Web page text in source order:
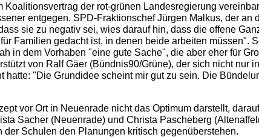
Koalitionsvertrag der rot-grünen Landesregierung
entgegen. SPD-Fraktionschef Jürgen Malkus, der an
sie zu negativ sei, wies darauf hin, dass die offene
Familien gedacht ist, in denen beide arbeiten müssen".
in dem Vorhaben "eine gute Sache", die aber eher für
von Ralf Gäer (Bündnis90/Grüne), der sich nicht nur
hatte: "Die Grundidee scheint mir gut zu sein. Die
vor Ort in Neuenrade nicht das Optimum darstellt,
Sacher (Neuenrade) und Christa Pascheberg
Schulen den Planungen kritisch gegenüberstehen.